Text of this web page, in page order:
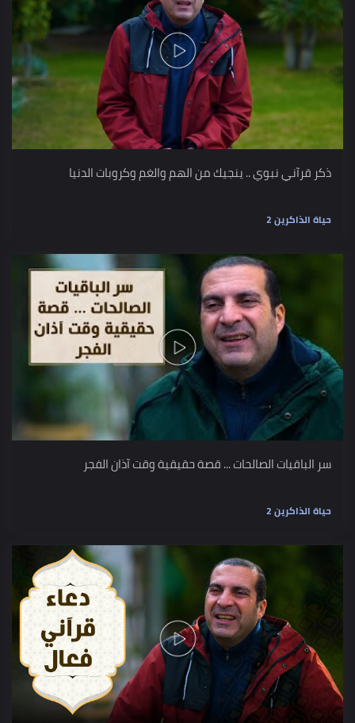
ذكر قرآني نبوي .. ينجيك من الهم والغم وكروبات الدنيا
حياة الذاكرين 2
سر الباقيات الصالحات ... قصة حقيقية وقت آذان الفجر
حياة الذاكرين 2